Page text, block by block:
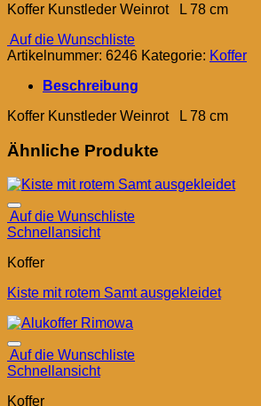
Koffer Kunstleder Weinrot L 78 cm
Auf die Wunschliste
Artikelnummer: 6246 Kategorie: Koffer
Beschreibung
Koffer Kunstleder Weinrot L 78 cm
Ähnliche Produkte
Auf die Wunschliste
Schnellansicht
Koffer
Kiste mit rotem Samt ausgekleidet
Auf die Wunschliste
Schnellansicht
Koffer